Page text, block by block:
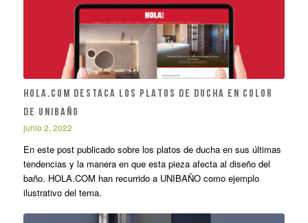
HOLA.COM DESTACA LOS PLATOS DE DUCHA EN COLOR
DE UNIBAÑO
junio 2, 2022
En este post publicado sobre los platos de ducha en sus últimas
tendencias y la manera en que esta pieza afecta al diseño del
baño. HOLA.COM han recurrido a UNIBAÑO como ejemplo
ilustrativo del tema.